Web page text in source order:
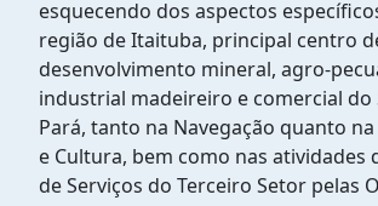
esquecendo dos aspectos
região de Itaituba, principal centro
desenvolvimento mineral, agro-
industrial madeireiro e comercial do
Pará, tanto na Navegação quanto
e Cultura, bem como nas atividades
de Serviços do Terceiro Setor pelas